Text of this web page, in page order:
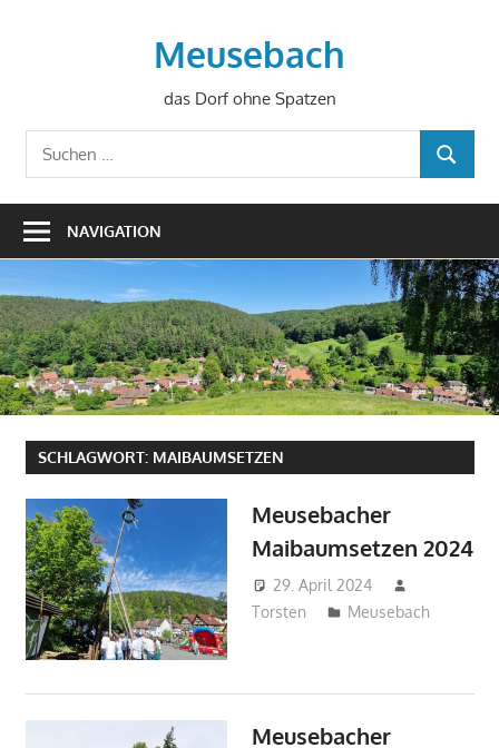
Meusebach
das Dorf ohne Spatzen
Suchen
nach:
SUCHEN
NAVIGATION
SCHLAGWORT: MAIBAUMSETZEN
Meusebacher
Maibaumsetzen 2024
29. April 2024
Torsten
Meusebach
Meusebacher